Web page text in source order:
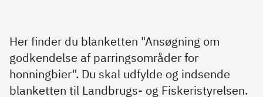
Her finder du blanketten "Ansøgning om
godkendelse af parringsområder for
honningbier". Du skal udfylde og indsende
blanketten til Landbrugs- og Fiskeristyrelsen.